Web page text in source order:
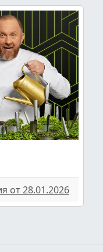
от 28.01.2026